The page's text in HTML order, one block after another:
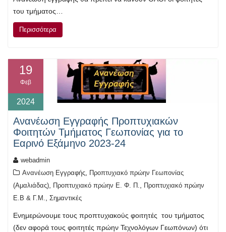
του τμήματος…
Περισσότερα
19
Φεβ
2024
Ανανέωση Εγγραφής Προπτυχιακών
Φοιτητών Τμήματος Γεωπονίας για το
Εαρινό Εξάμηνο 2023-24
webadmin
Ανανέωση Εγγραφής
Προπτυχιακό πρώην Γεωπονίας
(Αμαλιάδας)
Προπτυχιακό πρώην Ε. Φ. Π.
Προπτυχιακό πρώην
Ε.Β & Γ.Μ.
Σημαντικές
Ενημερώνουμε τους προπτυχιακούς φοιτητές του τμήματος
(δεν αφορά τους φοιτητές πρώην Τεχνολόγων Γεωπόνων) ότι